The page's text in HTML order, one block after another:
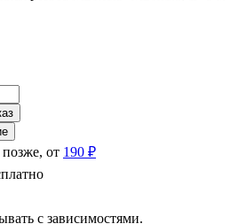
позже, от 190 ₽
с зависимостями.